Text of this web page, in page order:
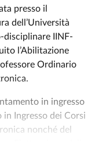
presso il
dell’Università
disciplinare IINF-
l’Abilitazione
Ordinario
in ingresso
Ingresso dei Corsi
nonché del
Elettronica e delle